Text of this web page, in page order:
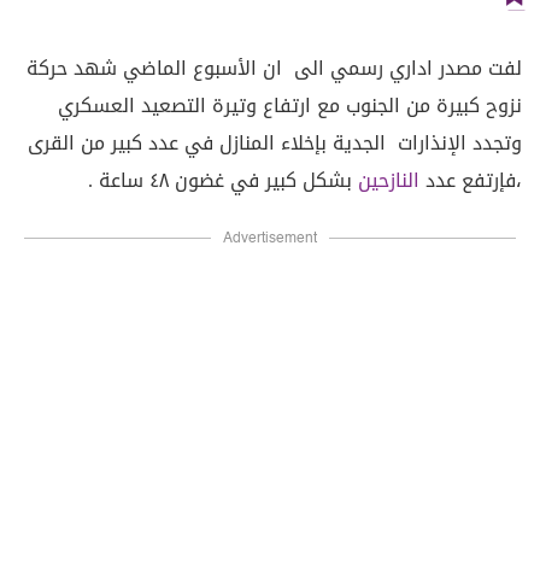
لفت مصدر اداري رسمي الى ان الأسبوع الماضي شهد حركة
نزوح كبيرة من الجنوب مع ارتفاع وتيرة التصعيد العسكري
وتجدد الإنذارات الجدية بإخلاء المنازل في عدد كبير من القرى
،فإرتفع عدد النازحين بشكل كبير في غضون ٤٨ ساعة .
Advertisement